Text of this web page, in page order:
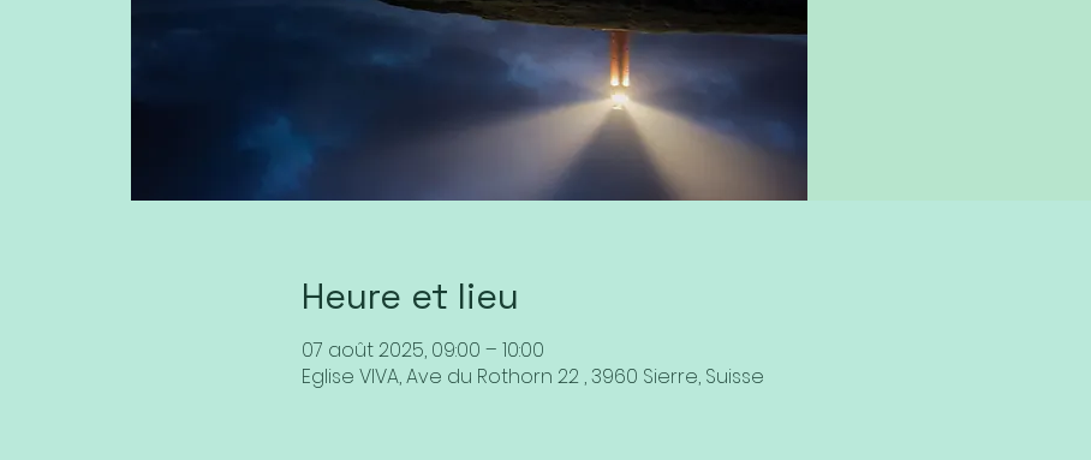
Heure et lieu
07 août 2025, 09:00 – 10:00
Eglise VIVA, Ave du Rothorn 22 , 3960 Sierre, Suisse